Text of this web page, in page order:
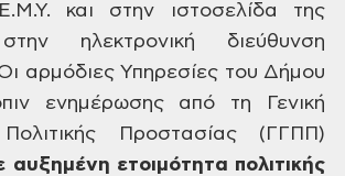
και στην ιστοσελίδα της
ηλεκτρονική διεύθυνση
αρμόδιες Υπηρεσίες του Δήμου
ενημέρωσης από τη Γενική
Πολιτικής Προστασίας (ΓΓΠΠ)
αυξημένη ετοιμότητα πολιτικής